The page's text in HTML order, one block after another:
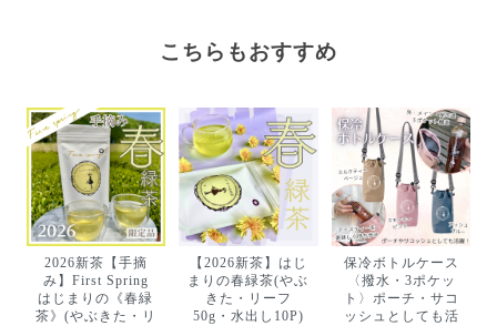
こちらもおすすめ
2026新茶【手摘
み】First Spring
はじまりの《春緑
茶》(やぶきた・リ
【2026新茶】はじ
まりの春緑茶(やぶ
きた・リーフ
50g・水出し10P)
保冷ボトルケース
〈撥水・3ポケッ
ト〉ポーチ・サコ
ッシュとしても活